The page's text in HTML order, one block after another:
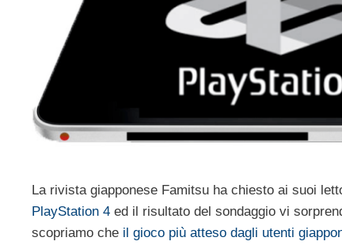
La rivista giapponese Famitsu ha chiesto ai suoi
PlayStation 4 ed il risultato del sondaggio vi
scopriamo che il gioco più atteso dagli utenti